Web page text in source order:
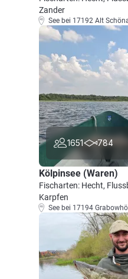
Zander
See bei 17192 Alt
1651 784
Kölpinsee (Waren)
Fischarten: Hecht,
Karpfen
See bei 17194